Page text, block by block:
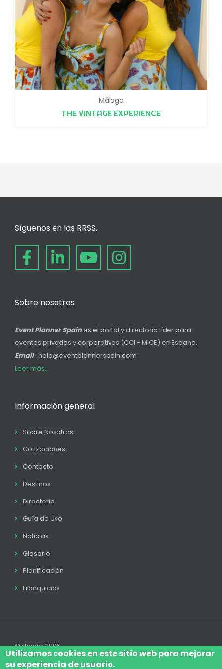
Málaga
THE VINTAGE EXPERIENCE
Síguenos en las RRSS.
Sobre nosotros
Event Planner Spain es el portal y directorio líder para
eventos privados y corporativos (CCI - MICE) en España,
Email: hola@eventplannerspain.com
Leer más...
Información general
Sobre Nosotros
Cotizaciones
Contacto
Destinos
Directorio
Guía de Uso
Noticias
Glosario
Planificación
Franquicias
© desde 2006
Utilizamos cookies en este sitio web para mejorar
su experiencia de usuario.